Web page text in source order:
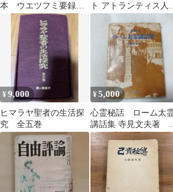
本 ウエツフミ要録
上下揃 吾郷清彦
ト アトランティス人ト
ート著
¥9,000
ヒマラヤ聖者の生活探
究 全五巻
¥5,000
心霊秘話 ローム太
講話集 寺見文夫著
ヶ関書房